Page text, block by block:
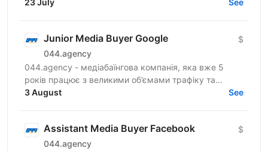
Junior Media Buyer Google
044.agency
$
044.agency - медіабаїнгова компанія, яка вже 5
років працює з великими об’ємами трафіку та
топовими оферами ринку. За цей час змогли
3 August See
Assistant Media Buyer Facebook
044.agency
$